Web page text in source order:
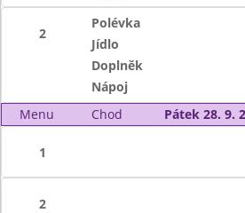
2
Polévka
Jídlo
Doplněk
Nápoj
Menu
Chod Pátek 28. 9.
1
2